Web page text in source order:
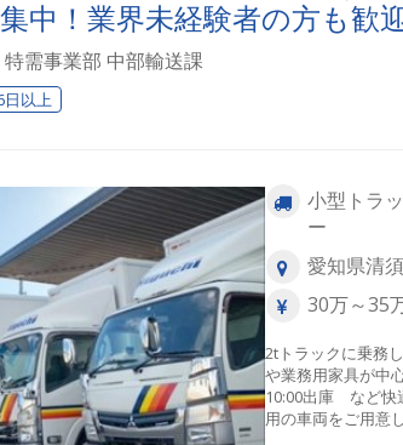
中！業界未経験者の方も歓
需事業部 中部輸送課
日以上
小型トラ
ー
愛知県清
30万～35
2tトラックに乗務
や業務用家具が中
10:00出庫 など快
用の車両をご用意